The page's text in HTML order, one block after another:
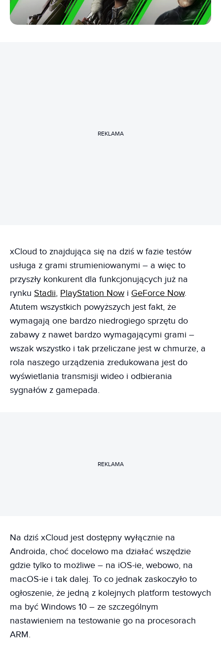
REKLAMA
xCloud to znajdująca się na dziś w fazie testów
usługa z grami strumieniowanymi – a więc to
przyszły konkurent dla funkcjonujących już na
rynku Stadii, PlayStation Now i GeForce Now.
Atutem wszystkich powyższych jest fakt, że
wymagają one bardzo niedrogiego sprzętu do
zabawy z nawet bardzo wymagającymi grami –
wszak wszystko i tak przeliczane jest w chmurze, a
rola naszego urządzenia zredukowana jest do
wyświetlania transmisji wideo i odbierania
sygnałów z gamepada.
REKLAMA
Na dziś xCloud jest dostępny wyłącznie na
Androida, choć docelowo ma działać wszędzie
gdzie tylko to możliwe – na iOS-ie, webowo, na
macOS-ie i tak dalej. To co jednak zaskoczyło to
ogłoszenie, że jedną z kolejnych platform testowych
ma być Windows 10 – ze szczególnym
nastawieniem na testowanie go na procesorach
ARM.